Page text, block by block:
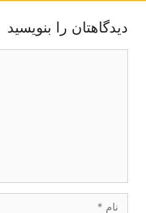
دیدگاهتان را بنویسید